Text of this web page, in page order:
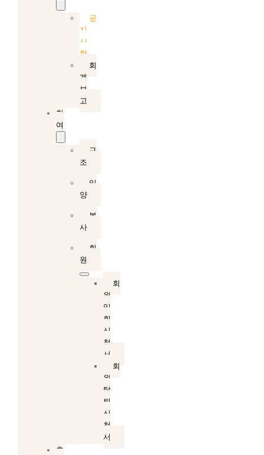
공
지
사
항
회
계
보
고
참
여
구
조
입
양
봉
사
회
원
회
원
입
회
신
청
서
회
원
탈
퇴
신
청
서
후